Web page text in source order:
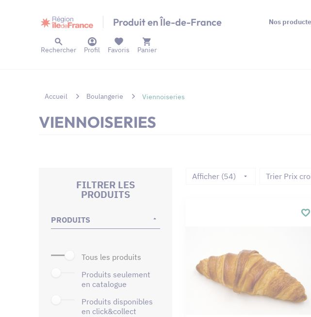
Produit en Île-de-France Nos
Rechercher Profil Panier
Favoris
Accueil Boulangerie Viennoiseries
VIENNOISERIES
FILTRER LES
PRODUITS
PRODUITS
tous les produits
produits seulement
en catalogue
produits disponibles
en click&collect
Afficher (54) Trier Prix